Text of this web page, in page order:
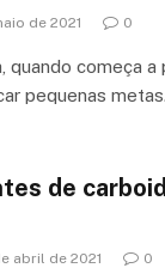
de 2021 0
quando começa
pequenas
de
abril de 2021 0